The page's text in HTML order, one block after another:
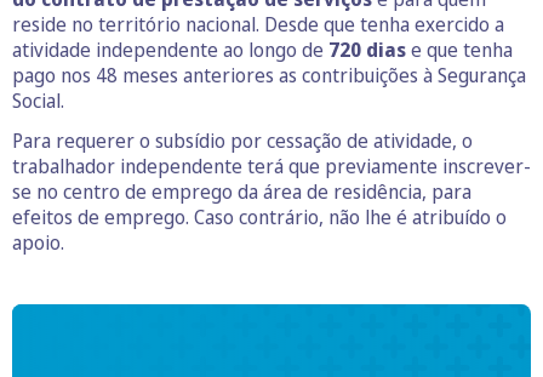
reside no território nacional. Desde que tenha exercido a
atividade independente ao longo de 720 diase que tenha
pago nos 48 meses anteriores as contribuições à Segurança
Social.
Para requerer o subsídio por cessação de atividade, o
trabalhador independente terá que previamente inscrever-
se no centro de emprego da área de residência, para
efeitos de emprego. Caso contrário, não lhe é atribuído o
apoio.